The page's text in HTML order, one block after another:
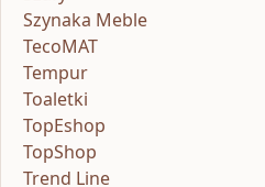
Szynaka Meble
TecoMAT
Tempur
Toaletki
TopEshop
TopShop
Trend Line